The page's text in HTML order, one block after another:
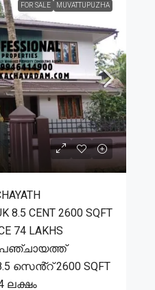
FOR SALE MUVATTUPUZHA
8.5 CENT 2600 SQFT
74 LAKHS
പഞ്ചായത്ത്
സെൻ്റ് 2600 SQFT
ലക്ഷം